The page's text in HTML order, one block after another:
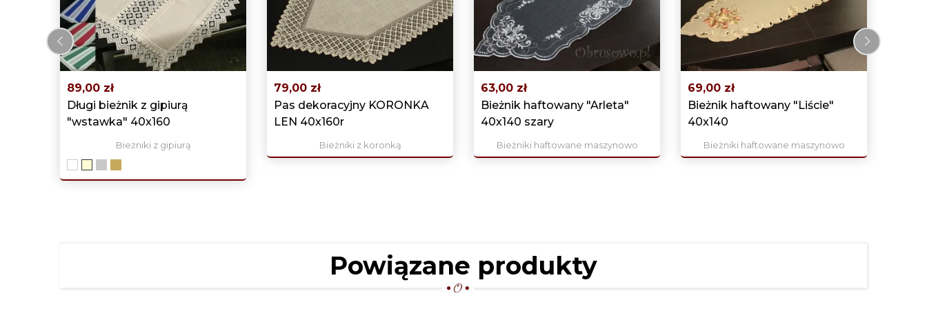
89,00 zł
Długi bieżnik z gipiurą
"wstawka" 40x160
Bieżniki z gipiurą
biały
ekriSzaryciemny
beż
79,00 zł
Pas dekoracyjny KORONKA
LEN 40x160r
Bieżniki z koronką
63,00 zł
Bieżnik haftowany "Arleta"
40x140 szary
Bieżniki haftowane maszynowo
69,00 zł
Bieżnik haftowany "Liście"
40x140
Bieżniki haftowane maszynowo
Powiązane produkty